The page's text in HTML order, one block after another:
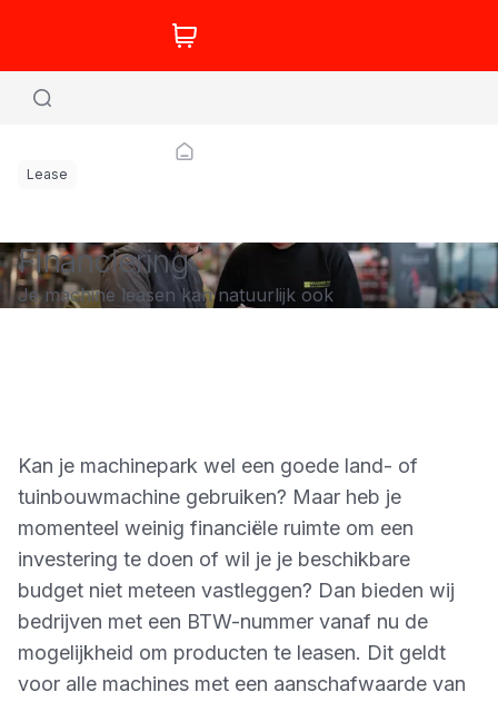
Lease
Financiering
Je machine leasen kan natuurlijk ook
Kan je machinepark wel een goede land- of
tuinbouwmachine gebruiken? Maar heb je
momenteel weinig financiële ruimte om een
investering te doen of wil je je beschikbare
budget niet meteen vastleggen? Dan bieden wij
bedrijven met een BTW-nummer vanaf nu de
mogelijkheid om producten te leasen. Dit geldt
voor alle machines met een aanschafwaarde van